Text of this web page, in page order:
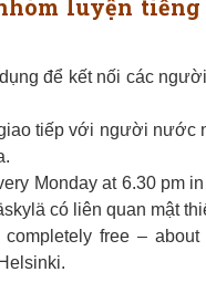
luyện
để kết nối các
tiếp với người nước
Monday at 6.30 pm
có liên quan mật
free –